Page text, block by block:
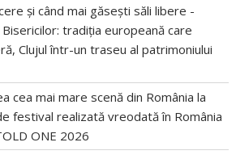
și când mai găsești săli libere -
tradiția europeană care
Clujul într-un traseu al patrimoniului
cea mai mare scenă din România la
festival realizată vreodată în România
ONE 2026